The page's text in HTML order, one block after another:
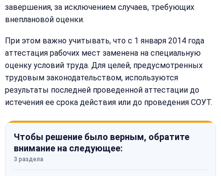
завершения, за исключением случаев, требующих
внеплановой оценки.
При этом важно учитывать, что с 1 января 2014 года
аттестация рабочих мест заменена на специальную
оценку условий труда. Для целей, предусмотренных
трудовым законодательством, используются
результаты последней проведенной аттестации до
истечения ее срока действия или до проведения СОУТ.
Чтобы решение было верным, обратите
внимание на следующее:
3 раздела